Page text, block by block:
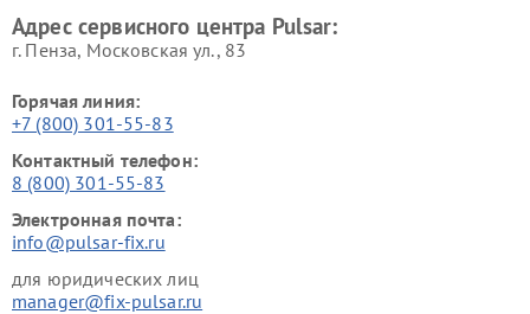
Адрес сервисного центра Pulsar:
г. Пенза, Московская ул., 83
Горячая линия:
+7 (800) 301-55-83
Контактный телефон:
8 (800) 301-55-83
Электронная почта:
info@pulsar-fix.ru
для юридических лиц
manager@fix-pulsar.ru